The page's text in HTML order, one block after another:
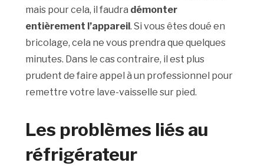
mais pour cela, il faudra démonter
entièrement l’appareil. Si vous êtes doué en
bricolage, cela ne vous prendra que quelques
minutes. Dans le cas contraire, il est plus
prudent de faire appel à un professionnel pour
remettre votre lave-vaisselle sur pied.
Les problèmes liés au
réfrigérateur